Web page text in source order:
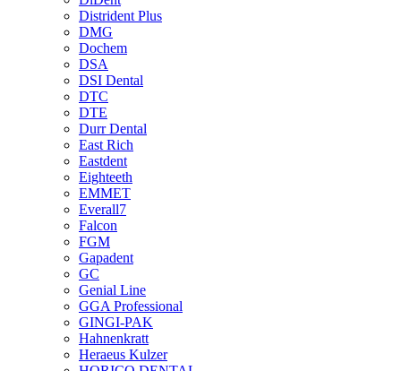
Distrident Plus
DMG
Dochem
DSA
DSI Dental
DTC
DTE
Durr Dental
East Rich
Eastdent
Eighteeth
EMMET
Everall7
Falcon
FGM
Gapadent
GC
Genial Line
GGA Professional
GINGI-PAK
Hahnenkratt
Heraeus Kulzer